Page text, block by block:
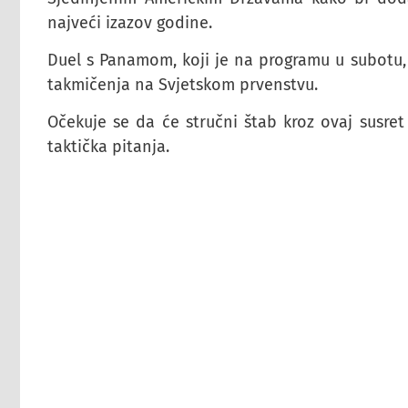
najveći izazov godine.
Duel s Panamom, koji je na programu u
takmičenja na Svjetskom prvenstvu.
Očekuje se da će stručni štab kroz ovaj
taktička pitanja.